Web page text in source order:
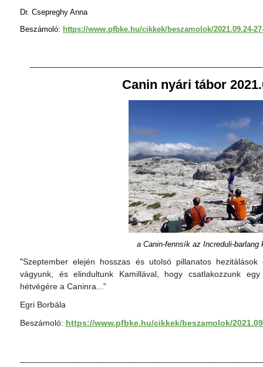
Dr. Csepreghy Anna
Beszámoló: https://www.pfbke.hu/cikkek/beszamolok/2021.09.24-
Canin nyári tábor
a Canin-fennsík az Increduli-barlang
"Szeptember elején hosszas és utolsó pillanatos
vágyunk, és elindultunk Kamillával, hogy csatlakozzunk
hétvégére a Caninra..."
Egri Borbála
Beszámoló: https://www.pfbke.hu/cikkek/beszamolok/